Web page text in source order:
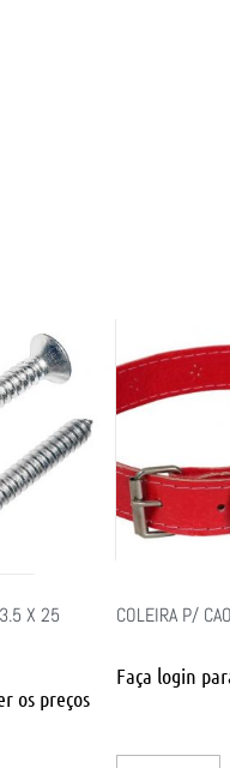
3.5 X 25
os preços
COLEIRA P/
Faça login